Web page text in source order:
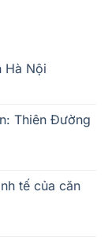
Hà Nội
Thiên Đường
tế của căn